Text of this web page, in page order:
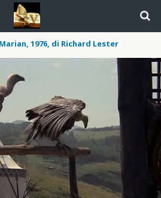
1976, di Richard Lester